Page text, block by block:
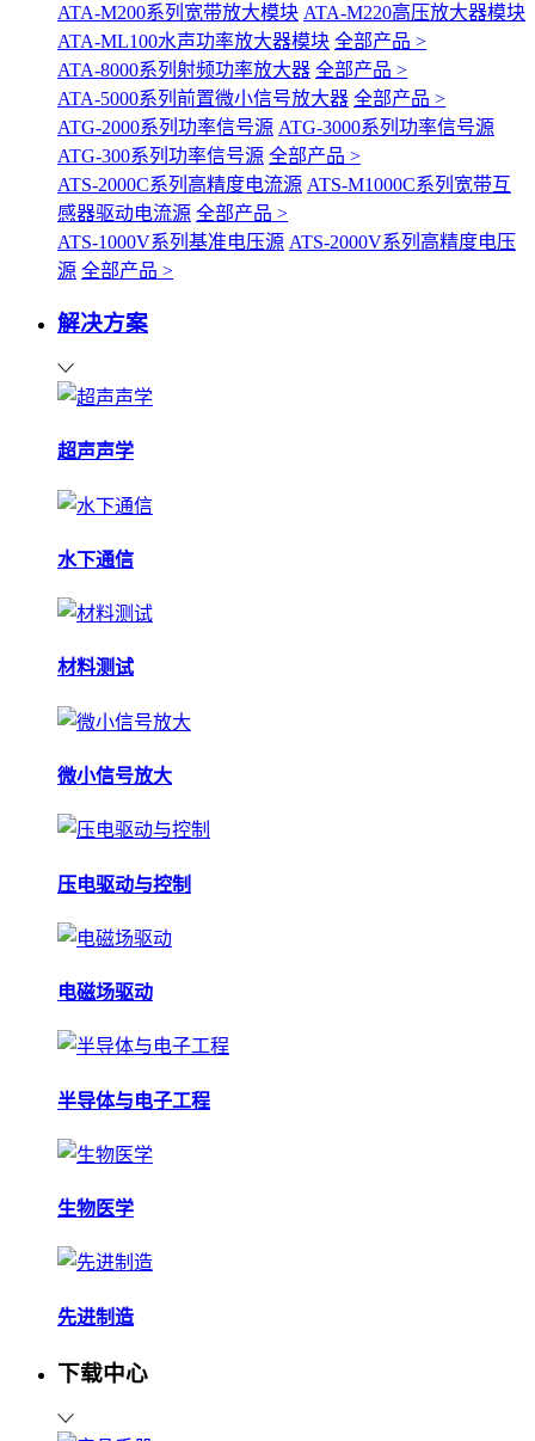
ATA-M200系列宽带放大模块 ATA-M220高压放大器模块
ATA-ML100水声功率放大器模块 全部产品 >
ATA-8000系列射频功率放大器 全部产品 >
ATA-5000系列前置微小信号放大器 全部产品 >
ATG-2000系列功率信号源 ATG-3000系列功率信号源
ATG-300系列功率信号源 全部产品 >
ATS-2000C系列高精度电流源 ATS-M1000C系列宽带互
感器驱动电流源 全部产品 >
ATS-1000V系列基准电压源 ATS-2000V系列高精度电压
源 全部产品 >
解决方案
超声声学
水下通信
材料测试
微小信号放大
压电驱动与控制
电磁场驱动
半导体与电子工程
生物医学
先进制造
下载中心